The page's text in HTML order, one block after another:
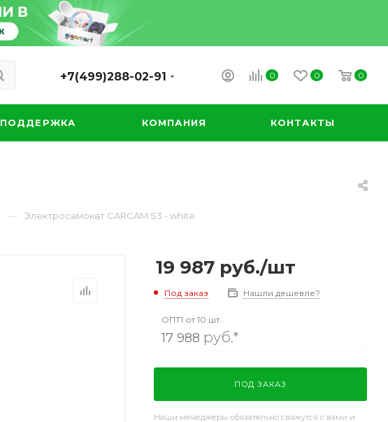
0 0 0
+7(499)288-02-91
ПОДДЕРЖКА КОМПАНИЯ КОНТАКТЫ
— Электросамокат CARCAM S3 - white
19 987 руб./шт
Под заказ Нашли дешевле?
ОПТ1 от 10 шт.
17 988 руб.*
ПОД ЗАКАЗ
Наши менеджеры обязательно свяжутся с вами и